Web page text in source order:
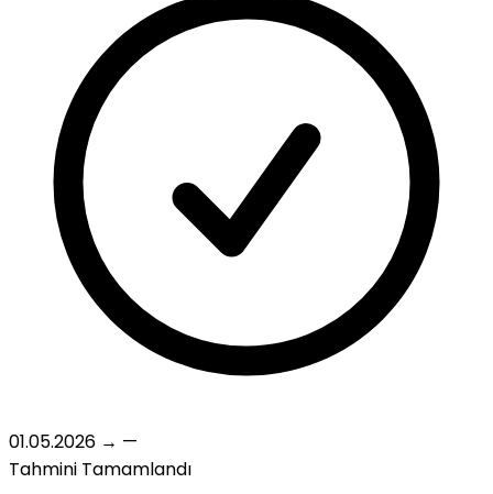
01.05.2026 → —
Tahmini Tamamlandı